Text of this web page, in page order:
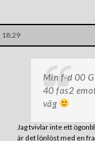
18:29
Min f-d 00
40 fas2
väg
Jag tvivlar inte ett
är det lönlöst med en